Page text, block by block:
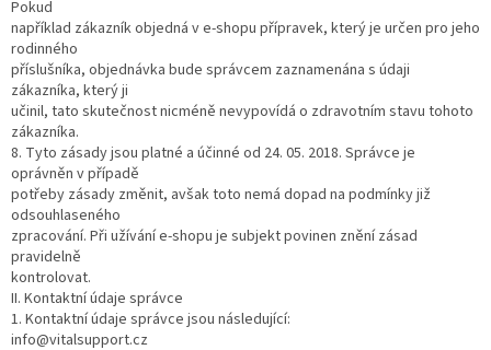
Pokud
například zákazník objedná v e-shopu přípravek, který je určen pro jeho
rodinného
příslušníka, objednávka bude správcem zaznamenána s údaji
zákazníka, který ji
učinil, tato skutečnost nicméně nevypovídá o zdravotním stavu tohoto
zákazníka.
8. Tyto zásady jsou platné a účinné od 24. 05. 2018. Správce je
oprávněn v případě
potřeby zásady změnit, avšak toto nemá dopad na podmínky již
odsouhlaseného
zpracování. Při užívání e-shopu je subjekt povinen znění zásad
pravidelně
kontrolovat.
II. Kontaktní údaje správce
1. Kontaktní údaje správce jsou následující:
info@vitalsupport.cz